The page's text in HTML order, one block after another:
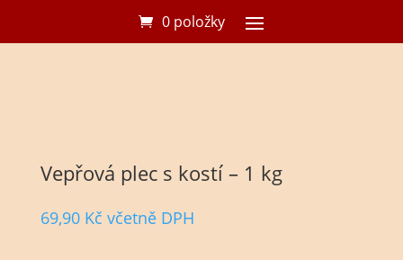
0 položky
Vepřová plec s kostí – 1 kg
69,90 Kč včetně DPH